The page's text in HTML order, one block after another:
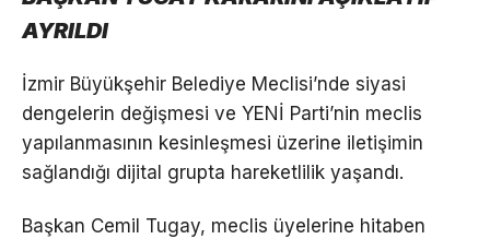
AYRILDI
İzmir Büyükşehir Belediye Meclisi’nde siyasi
dengelerin değişmesi ve YENİ Parti’nin meclis
yapılanmasının kesinleşmesi üzerine iletişimin
sağlandığı dijital grupta hareketlilik yaşandı.
Başkan Cemil Tugay, meclis üyelerine hitaben